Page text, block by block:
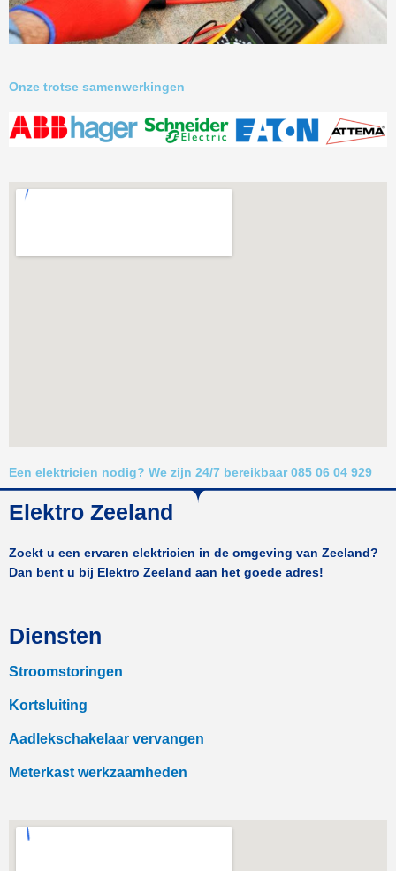
Onze trotse samenwerkingen
Een elektricien nodig? We zijn 24/7 bereikbaar 085 06 04 929
Elektro Zeeland
Zoekt u een ervaren elektricien in de omgeving van Zeeland?
Dan bent u bij Elektro Zeeland aan het goede adres!
Diensten
Stroomstoringen
Kortsluiting
Aadlekschakelaar vervangen
Meterkast werkzaamheden